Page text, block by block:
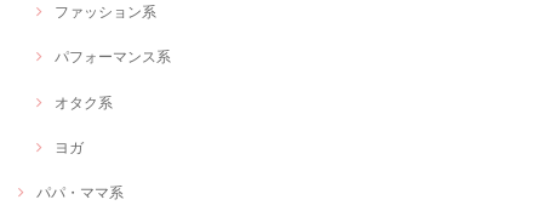
ファッション系
パフォーマンス系
オタク系
ヨガ
パパ・ママ系